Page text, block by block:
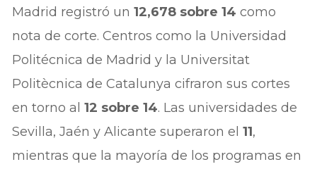
Madrid registró un12,678 sobre 14 como
nota de corte. Centros como la Universidad
Politécnica de Madrid y la Universitat
Politècnica de Catalunya cifraron sus cortes
en torno al12 sobre 14. Las universidades de
Sevilla, Jaén y Alicante superaron el11,
mientras que la mayoría de los programas en